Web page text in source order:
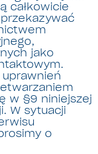
całkowicie
jako
w §9 niniejszej
W sytuacji
o